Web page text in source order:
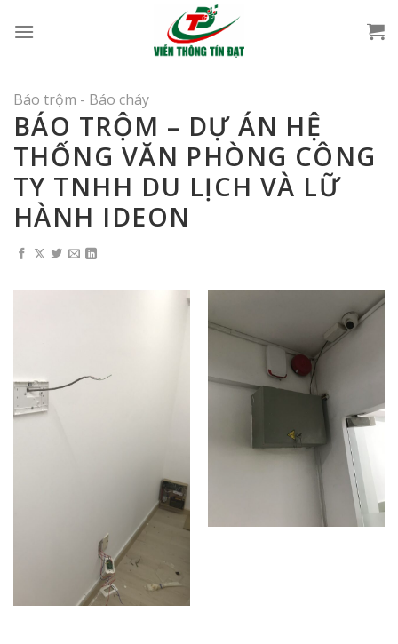
qua
Báo trộm - Báo cháy
BÁO TRỘM – DỰ ÁN HỆ
THỐNG VĂN PHÒNG CÔNG
TY TNHH DU LỊCH VÀ LỮ
HÀNH IDEON